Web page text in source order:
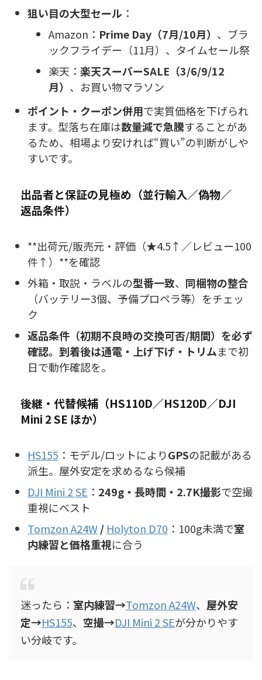
狙い目の大型セール ：
Amazon： Prime Day（7月/10月） 、ブラ
ックフライデー（11月）、タイムセール祭
楽天： 楽天スーパーSALE（3/6/9/12
月） 、お買い物マラソン
ポイント・クーポン併用で実質価格を下げられ
ます。型落ち在庫は数量減で急騰することがあ
るため、相場より安ければ“買い”の判断がしや
すいです。
出品者と保証の見極め（並行輸入／偽物／
返品条件）
**出荷元/販売元・評価（★4.5↑／レビュー100
件↑）**を確認
外箱・取説・ラベルの型番一致、 同梱物の整合
（バッテリー3個、予備プロペラ等）をチェッ
ク
返品条件（初期不良時の交換可否/期間）を必ず
確認。到着後は通電・上げ下げ・トリムまで初
日で動作確認を。
後継・代替候補（HS110D／HS120D／DJI
Mini 2 SE ほか）
HS155 ：モデル/ロットによりGPSの記載がある
派生。屋外安定を求めるなら候補
DJI Mini 2 SE ： 249g・長時間・2.7K撮影で空撮
重視にベスト
Tomzon A24W/ Holyton D70 ：100g未満で室
内練習と価格重視に合う
迷ったら： 室内練習→Tomzon A24W、 屋外安
定→HS155、 空撮→DJI Mini 2 SEが分かりやす
い分岐です。